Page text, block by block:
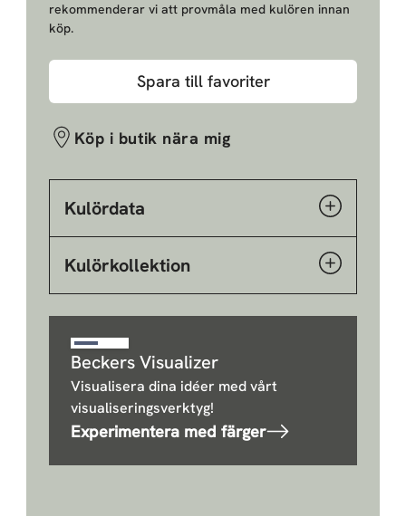
rekommenderar vi att provmåla med kulören innan
köp.
Spara till favoriter
Köp i butik nära mig
Kulördata
Kulörkollektion
Beckers Visualizer
Visualisera dina idéer med vårt
visualiseringsverktyg!
Experimentera med färger